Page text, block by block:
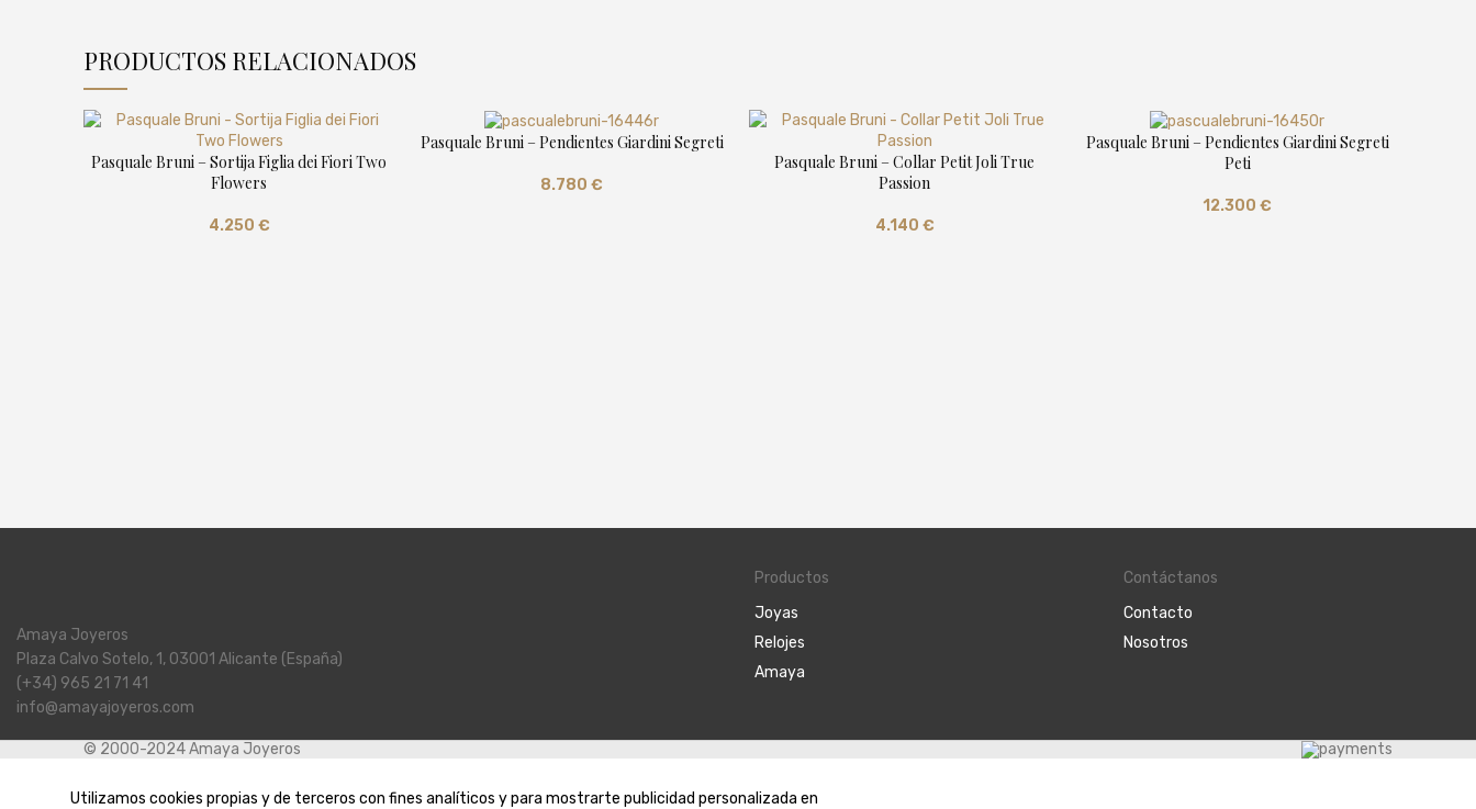
PRODUCTOS RELACIONADOS
Pasquale Bruni – Sortija Figlia dei Fiori Two
Flowers
4.250 €
Pasquale Bruni – Pendientes Giardini Segreti
8.780 €
Pasquale Bruni – Collar Petit Joli True
Passion
4.140 €
Pasquale Bruni – Pendientes Giardini Segreti
Peti
12.300 €
Amaya Joyeros
Plaza Calvo Sotelo, 1, 03001 Alicante (España)
(+34) 965 21 71 41
info@amayajoyeros.com
Productos
Joyas
Relojes
Amaya
Contáctanos
Contacto
Nosotros
© 2000-2024 Amaya Joyeros
Utilizamos cookies propias y de terceros con fines analíticos y para mostrarte publicidad personalizada en